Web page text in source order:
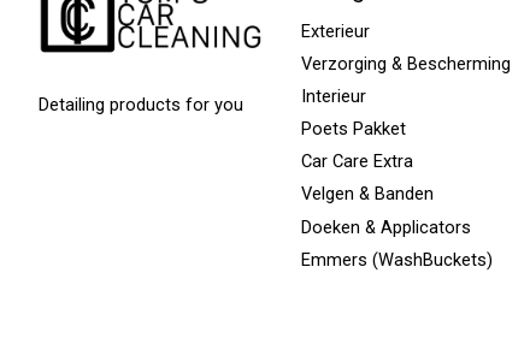
Detailing products for you
Exterieur
Verzorging & Bescherming
Interieur
Poets Pakket
Car Care Extra
Velgen & Banden
Doeken & Applicators
Emmers (WashBuckets)